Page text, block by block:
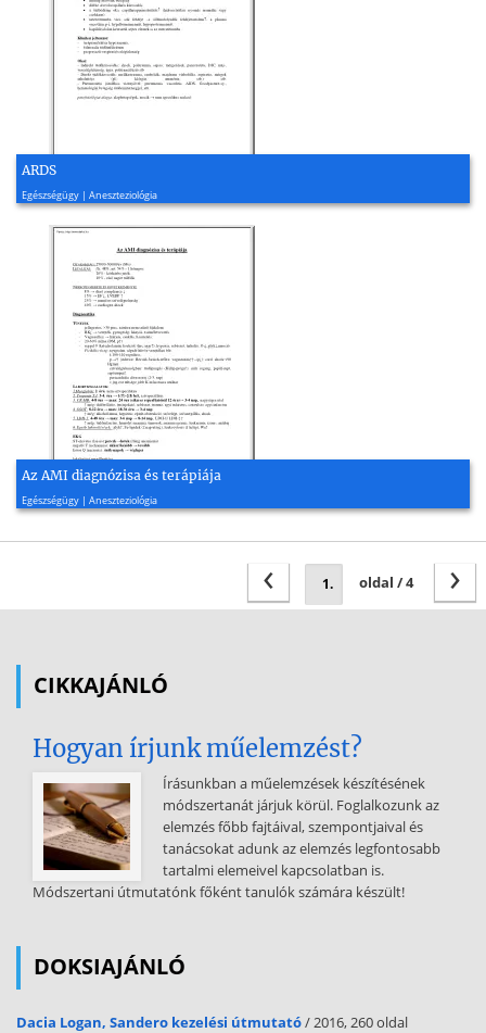
ARDS
Egészségügy | Aneszteziológia
2008, 4 oldal
Az AMI diagnózisa és terápiája
Egészségügy | Aneszteziológia
2008, 3 oldal
›
oldal / 4
‹
CIKKAJÁNLÓ
Hogyan írjunk műelemzést?
Írásunkban a műelemzések készítésének
módszertanát járjuk körül. Foglalkozunk az
elemzés főbb fajtáival, szempontjaival és
tanácsokat adunk az elemzés legfontosabb
tartalmi elemeivel kapcsolatban is.
Módszertani útmutatónk főként tanulók számára készült!
DOKSIAJÁNLÓ
Dacia Logan, Sandero kezelési útmutató/ 2016, 260 oldal